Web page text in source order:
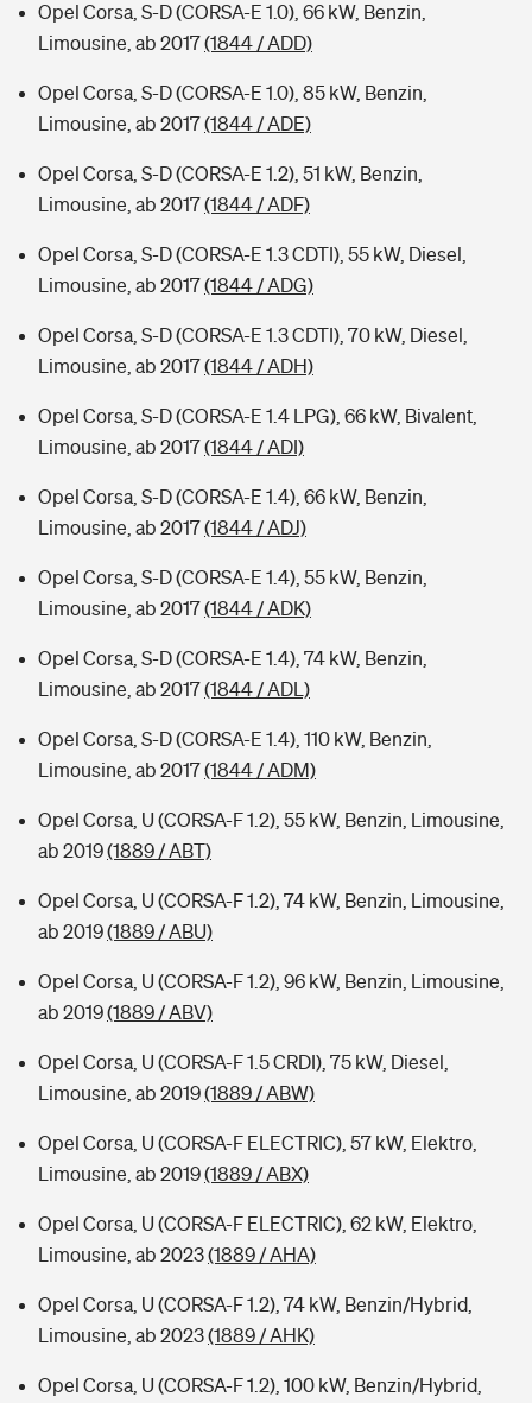
Opel Corsa, S-D (CORSA-E 1.0), 66 kW, Benzin,
Limousine, ab 2017(1844 / ADD)
Opel Corsa, S-D (CORSA-E 1.0), 85 kW, Benzin,
Limousine, ab 2017(1844 / ADE)
Opel Corsa, S-D (CORSA-E 1.2), 51 kW, Benzin,
Limousine, ab 2017(1844 / ADF)
Opel Corsa, S-D (CORSA-E 1.3 CDTI), 55 kW, Diesel,
Limousine, ab 2017(1844 / ADG)
Opel Corsa, S-D (CORSA-E 1.3 CDTI), 70 kW, Diesel,
Limousine, ab 2017(1844 / ADH)
Opel Corsa, S-D (CORSA-E 1.4 LPG), 66 kW, Bivalent,
Limousine, ab 2017(1844 / ADI)
Opel Corsa, S-D (CORSA-E 1.4), 66 kW, Benzin,
Limousine, ab 2017(1844 / ADJ)
Opel Corsa, S-D (CORSA-E 1.4), 55 kW, Benzin,
Limousine, ab 2017(1844 / ADK)
Opel Corsa, S-D (CORSA-E 1.4), 74 kW, Benzin,
Limousine, ab 2017(1844 / ADL)
Opel Corsa, S-D (CORSA-E 1.4), 110 kW, Benzin,
Limousine, ab 2017(1844 / ADM)
Opel Corsa, U (CORSA-F 1.2), 55 kW, Benzin, Limousine,
ab 2019(1889 / ABT)
Opel Corsa, U (CORSA-F 1.2), 74 kW, Benzin, Limousine,
ab 2019(1889 / ABU)
Opel Corsa, U (CORSA-F 1.2), 96 kW, Benzin, Limousine,
ab 2019(1889 / ABV)
Opel Corsa, U (CORSA-F 1.5 CRDI), 75 kW, Diesel,
Limousine, ab 2019(1889 / ABW)
Opel Corsa, U (CORSA-F ELECTRIC), 57 kW, Elektro,
Limousine, ab 2019(1889 / ABX)
Opel Corsa, U (CORSA-F ELECTRIC), 62 kW, Elektro,
Limousine, ab 2023(1889 / AHA)
Opel Corsa, U (CORSA-F 1.2), 74 kW, Benzin/Hybrid,
Limousine, ab 2023(1889 / AHK)
Opel Corsa, U (CORSA-F 1.2), 100 kW, Benzin/Hybrid,